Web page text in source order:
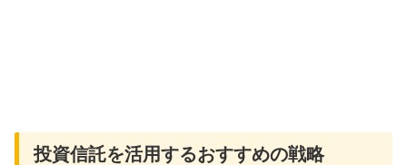
投資信託を活用するおすすめの戦略